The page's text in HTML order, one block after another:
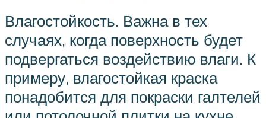
Влагостойкость. Важна в тех
случаях, когда поверхность будет
подвергаться воздействию влаги. К
примеру, влагостойкая краска
понадобится для покраски галтелей